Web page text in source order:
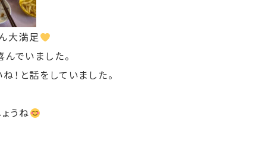
大満足
でいました。
！と話をしていました。
うね